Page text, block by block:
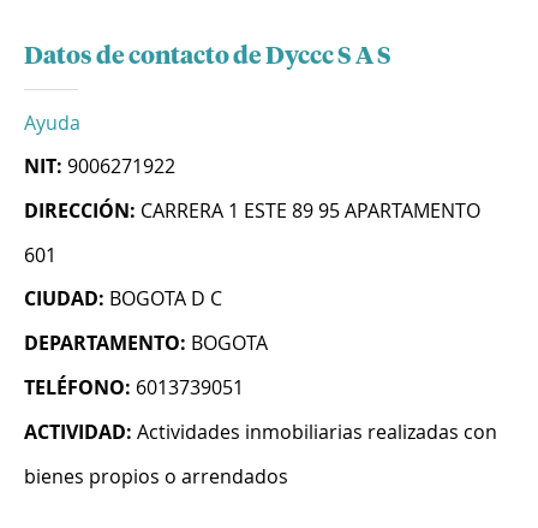
Datos de contacto de Dyccc S A S
Ayuda
NIT: 9006271922
DIRECCIÓN: CARRERA 1 ESTE 89 95 APARTAMENTO
601
CIUDAD: BOGOTA D C
DEPARTAMENTO: BOGOTA
TELÉFONO: 6013739051
ACTIVIDAD: Actividades inmobiliarias realizadas con
bienes propios o arrendados